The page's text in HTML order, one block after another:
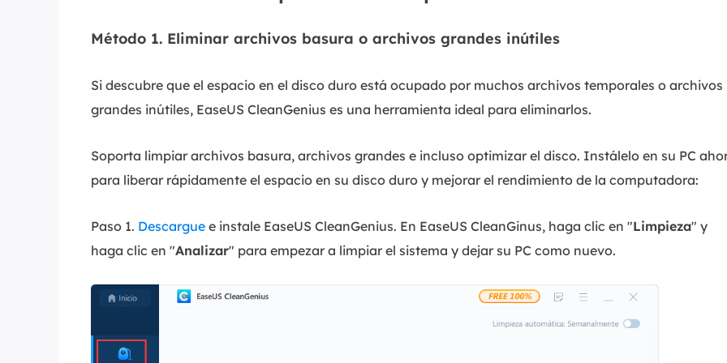
Método 1. Eliminar archivos basura o archivos grandes inútiles
Si descubre que el espacio en el disco duro está ocupado por muchos archivos temporales o archivos
grandes inútiles, EaseUS CleanGenius es una herramienta ideal para eliminarlos.
Soporta limpiar archivos basura, archivos grandes e incluso optimizar el disco. Instálelo en su PC
para liberar rápidamente el espacio en su disco duro y mejorar el rendimiento de la computadora:
Paso 1. Descargue e instale EaseUS CleanGenius. En EaseUS CleanGinus, haga clic en "Limpieza" y
haga clic en "Analizar" para empezar a limpiar el sistema y dejar su PC como nuevo.